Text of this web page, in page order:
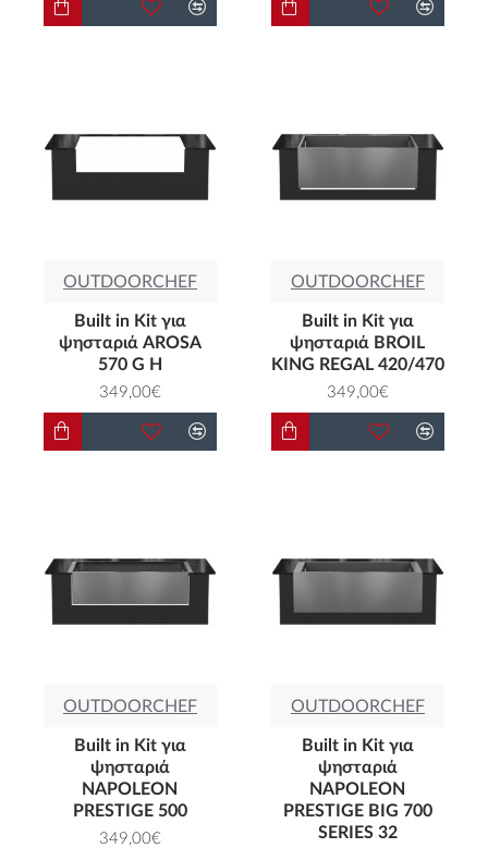
OUTDOORCHEF
Built in Kit για
ψησταριά AROSA
570 G H
349,00€
OUTDOORCHEF
Built in Kit για
ψησταριά BROIL
KING REGAL 420/470
349,00€
OUTDOORCHEF
Built in Kit για
ψησταριά
NAPOLEON
PRESTIGE 500
349,00€
OUTDOORCHEF
Built in Kit για
ψησταριά
NAPOLEON
PRESTIGE BIG 700
SERIES 32